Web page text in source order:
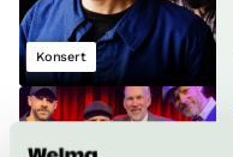
Konsert